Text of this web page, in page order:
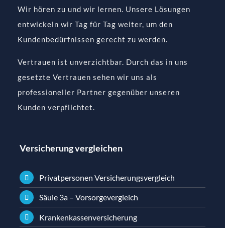
Wir hören zu und wir lernen. Unsere Lösungen
entwickeln wir Tag für Tag weiter, um den
Kundenbedürfnissen gerecht zu werden.
Vertrauen ist unverzichtbar. Durch das in uns
gesetzte Vertrauen sehen wir uns als
professioneller Partner gegenüber unseren
Kunden verpflichtet.
Versicherung vergleichen
Privatpersonen Versicherungsvergleich
Säule 3a – Vorsorgevergleich
Krankenkassenversicherung